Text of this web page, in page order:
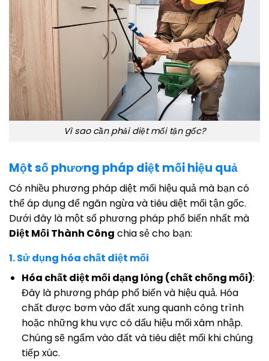
Vì sao cần phải diệt mối tận gốc?
Một số phương pháp diệt mối hiệu quả
Có nhiều phương pháp diệt mối hiệu quả mà bạn có
thể áp dụng để ngăn ngừa và tiêu diệt mối tận gốc.
Dưới đây là một số phương pháp phổ biến nhất mà
Diệt Mối Thành Công chia sẻ cho bạn:
1. Sử dụng hóa chất diệt mối
Hóa chất diệt mối dạng lỏng (chất chống mối):
Đây là phương pháp phổ biến và hiệu quả. Hóa
chất được bơm vào đất xung quanh công trình
hoặc những khu vực có dấu hiệu mối xâm nhập.
Chúng sẽ ngấm vào đất và tiêu diệt mối khi chúng
tiếp xúc.